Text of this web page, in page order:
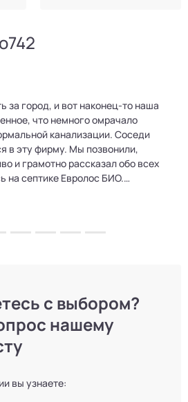
за город, и вот наконец‑то наша
что немного омрачало
канализации. Соседи
в эту фирму. Мы позвонили,
и грамотно рассказал обо всех
на септике Евролос БИО.
установили всё быстро
с выбором?
нашему
вы узнаете: